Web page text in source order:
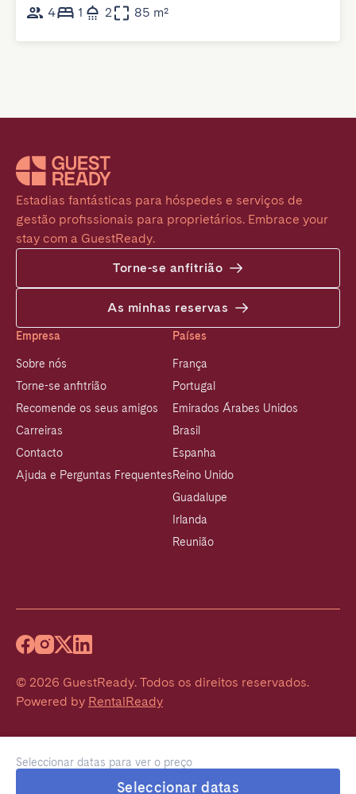
Seleccionar datas para ver o preço
Seleccionar datas
4
1 2 85 m²
Estadias fantásticas para hóspedes e serviços de
gestão profissionais para proprietários. Embrace your
stay com a GuestReady.
Torne-se anfitrião
As minhas reservas
Empresa
Sobre nós
Torne-se anfitrião
Recomende os seus amigos
Carreiras
Contacto
Ajuda e Perguntas Frequentes
Países
França
Portugal
Emirados Árabes Unidos
Brasil
Espanha
Reino Unido
Guadalupe
Irlanda
Reunião
© 2026 GuestReady. Todos os direitos reservados.
Powered by RentalReady